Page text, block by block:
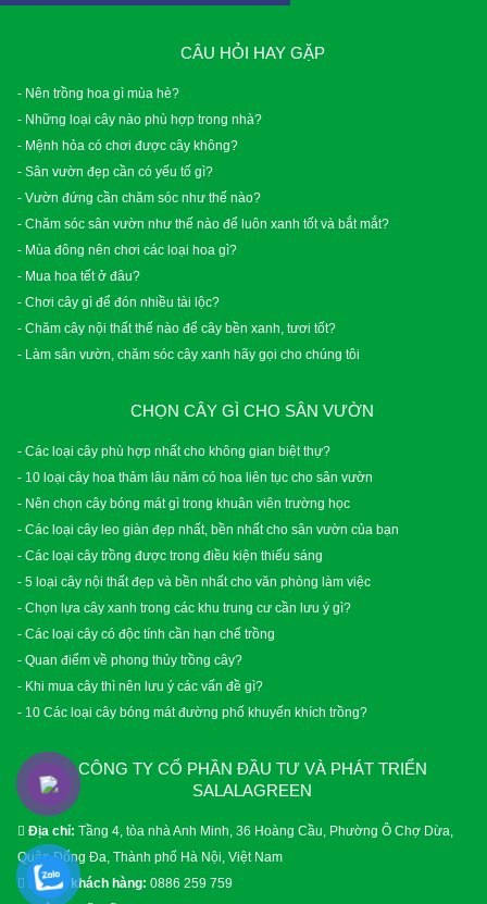
CÂU HỎI HAY GẶP
- Nên trồng hoa gì mùa hè?
- Những loại cây nào phù hợp trong nhà?
- Mệnh hỏa có chơi được cây không?
- Sân vườn đẹp cần có yếu tố gì?
- Vườn đứng cần chăm sóc như thế nào?
- Chăm sóc sân vườn như thế nào để luôn xanh tốt và bắt mắt?
- Mùa đông nên chơi các loại hoa gì?
- Mua hoa tết ở đâu?
- Chơi cây gì để đón nhiều tài lộc?
- Chăm cây nội thất thế nào để cây bền xanh, tươi tốt?
- Làm sân vườn, chăm sóc cây xanh hãy gọi cho chúng tôi
CHỌN CÂY GÌ CHO SÂN VƯỜN
- Các loại cây phù hợp nhất cho không gian biệt thự?
- 10 loại cây hoa thảm lâu năm có hoa liên tục cho sân vườn
- Nên chọn cây bóng mát gì trong khuân viên trường học
- Các loại cây leo giàn đẹp nhất, bền nhất cho sân vườn của bạn
- Các loại cây trồng được trong điều kiện thiếu sáng
- 5 loại cây nội thất đẹp và bền nhất cho văn phòng làm việc
- Chọn lựa cây xanh trong các khu trung cư cần lưu ý gì?
- Các loại cây có độc tính cần hạn chế trồng
- Quan điểm về phong thủy trồng cây?
- Khi mua cây thì nên lưu ý các vấn đề gì?
- 10 Các loại cây bóng mát đường phố khuyến khích trồng?
CÔNG TY CỔ PHẦN ĐẦU TƯ VÀ PHÁT TRIỂN
SALALAGREEN
Địa chỉ: Tầng 4, tòa nhà Anh Minh, 36 Hoàng Cầu, Phường Ô Chợ Dừa,
Quận Đống Đa, Thành phố Hà Nội, Việt Nam
Phòng khách hàng: 0886 259 759